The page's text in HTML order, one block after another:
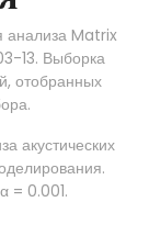
анализа Matrix
13. Выборка
отобранных
акустических
= 0.001.